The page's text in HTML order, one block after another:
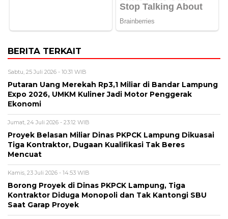
BERITA TERKAIT
Sabtu, 25 Juli 2026 - 10:31 WIB
Putaran Uang Merekah Rp3,1 Miliar di Bandar Lampung
Expo 2026, UMKM Kuliner Jadi Motor Penggerak
Ekonomi
Jumat, 24 Juli 2026 - 23:12 WIB
Proyek Belasan Miliar Dinas PKPCK Lampung Dikuasai
Tiga Kontraktor, Dugaan Kualifikasi Tak Beres
Mencuat
Kamis, 23 Juli 2026 - 14:53 WIB
Borong Proyek di Dinas PKPCK Lampung, Tiga
Kontraktor Diduga Monopoli dan Tak Kantongi SBU
Saat Garap Proyek